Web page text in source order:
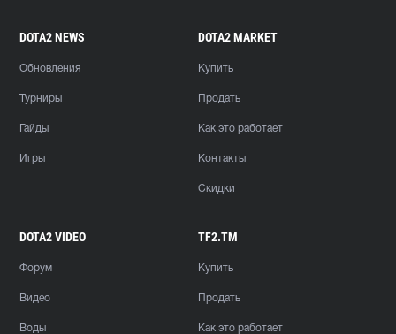
DOTA2 NEWS
Обновления
Турниры
Гайды
Игры
DOTA2 MARKET
Купить
Продать
Как это работает
Контакты
Скидки
DOTA2 VIDEO
Форум
Видео
Воды
TF2.TM
Купить
Продать
Как это работает